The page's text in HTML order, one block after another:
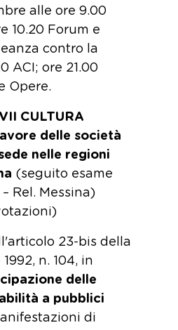
alle ore 9.00
10.20 Forum e
contro la
ACI; ore 21.00
Opere.
CULTURA
delle società
nelle regioni
(seguito esame
Rel. Messina)
23-bis della
n. 104, in
delle
a pubblici
di